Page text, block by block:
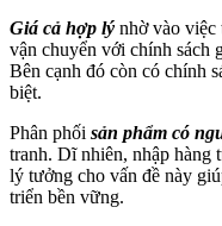
Giá cả hợp lý nhờ vào việc
vận chuyển với chính
Bên cạnh đó còn có chính
biệt.
Phân phối sản phẩm có
tranh. Dĩ nhiên, nhập hàng
lý tưởng cho vấn đề này
triển bền vững.